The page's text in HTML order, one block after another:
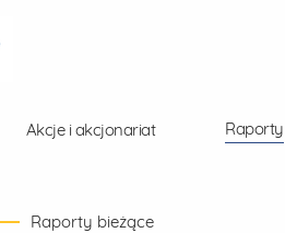
Akcje i akcjonariat Raporty
Raporty bieżące